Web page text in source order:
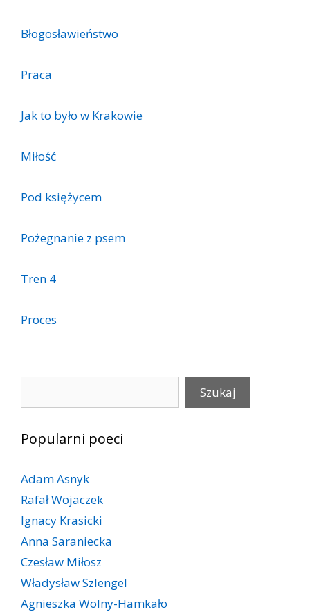
Błogosławieństwo
Praca
Jak to było w Krakowie
Miłość
Pod księżycem
Pożegnanie z psem
Tren 4
Proces
Szukaj
Popularni poeci
Adam Asnyk
Rafał Wojaczek
Ignacy Krasicki
Anna Saraniecka
Czesław Miłosz
Władysław Szlengel
Agnieszka Wolny-Hamkało